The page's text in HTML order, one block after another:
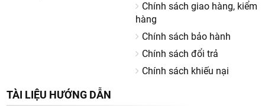
Chính sách giao hàng, kiểm
hàng
Chính sách bảo hành
Chính sách đổi trả
Chính sách khiếu nại
TÀI LIỆU HƯỚNG DẪN